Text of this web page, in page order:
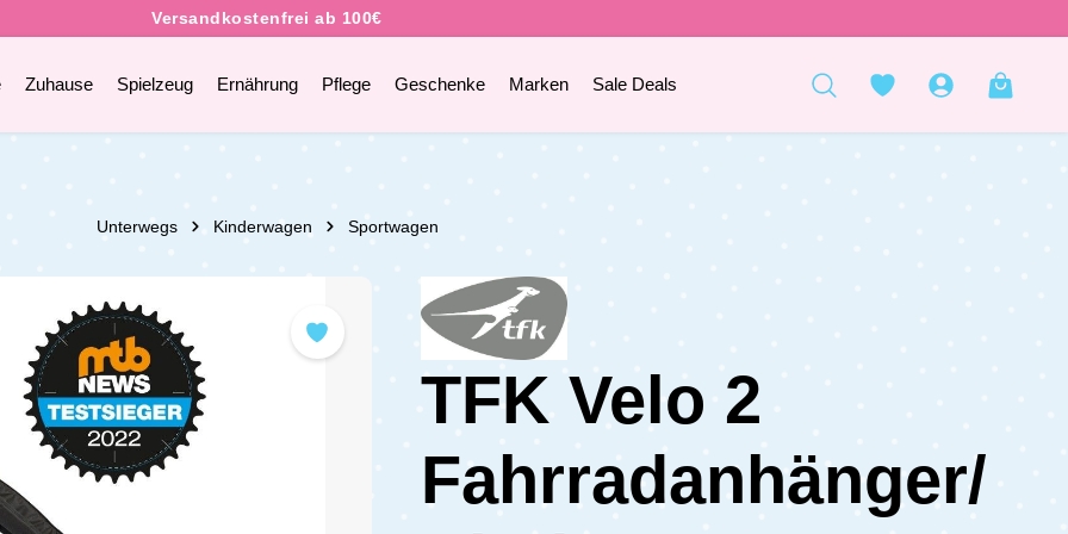
Zuhause Spielzeug Ernährung Pflege Geschenke Marken Sale Deals
Unterwegs Kinderwagen Sportwagen
TFK Velo 2
Fahrradanhänger/